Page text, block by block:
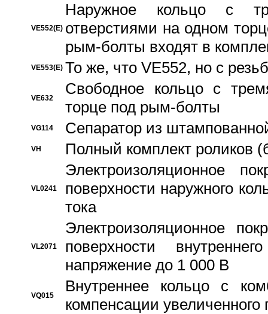
VE552(E)
Наружное кольцо с
отверстиями на одном
рым-болты входят в
VE553(E) То же, что VE552, но с
VE632
Свободное кольцо с
торце под рым-болты
VG114 Сепаратор из
VH Полный комплект роликов
VL0241
Электроизоляционное
поверхности наружного
тока
VL2071
Электроизоляционное
поверхности
напряжение до 1 000 В
VQ015
Bнутреннее кольцо с
компенсации увеличенного